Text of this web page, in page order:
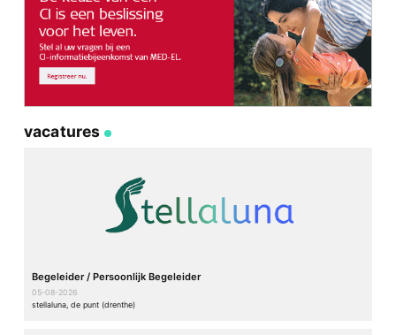
vacatures
Begeleider / Persoonlijk Begeleider
05-08-2026
stellaluna, de punt (drenthe)